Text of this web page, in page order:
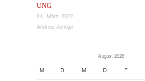
UNG
24. März 2022
Andrea Johlige
August 2026
M D M D F